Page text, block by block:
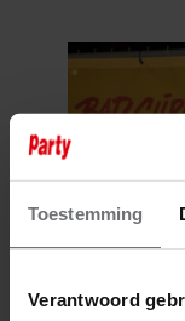
Toestemming
Verantwoord
7